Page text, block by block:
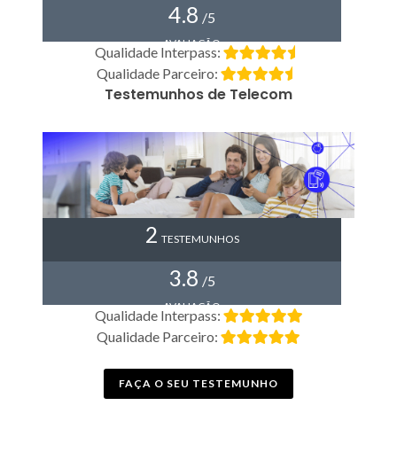
4.8 /5
AVALIAÇÃO
Qualidade Interpass:
Qualidade Parceiro:
Testemunhos de Telecom
2 TESTEMUNHOS
3.8 /5
AVALIAÇÃO
Qualidade Interpass:
Qualidade Parceiro:
FAÇA O SEU TESTEMUNHO